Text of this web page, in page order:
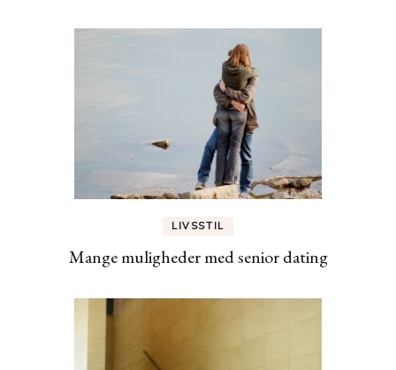
LIVSSTIL
Mange muligheder med senior dating